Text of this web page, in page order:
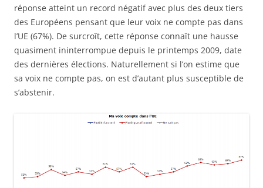
réponse atteint un record négatif avec plus des deux tiers
des Européens pensant que leur voix ne compte pas dans
l’UE (67%). De surcroît, cette réponse connaît une hausse
quasiment ininterrompue depuis le printemps 2009, date
des dernières élections. Naturellement si l’on estime que
sa voix ne compte pas, on est d’autant plus susceptible de
s’abstenir.